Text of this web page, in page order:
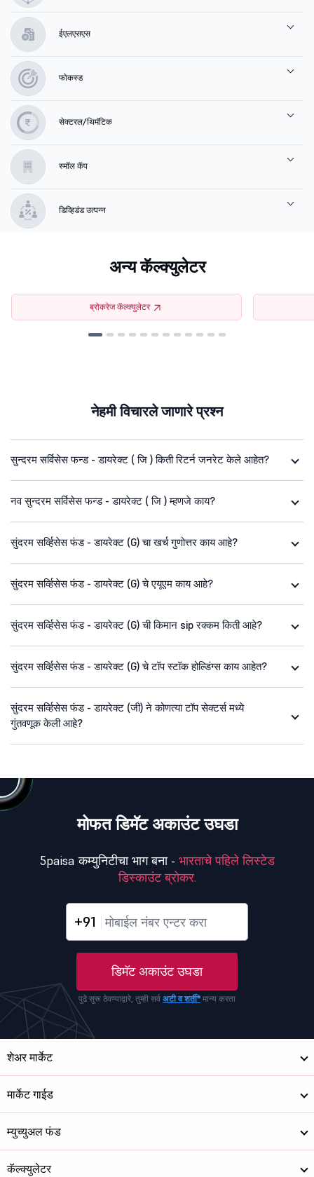
ईएलएसएस
फोकस्ड
सेक्टरल/थिमॅटिक
स्मॉल कॅप
डिव्हिडंड उत्पन्न
अन्य कॅल्क्युलेटर
ब्रोकरेज कॅल्क्युलेटर
नेहमी विचारले जाणारे प्रश्न
सुन्दरम सर्विसेस फन्ड - डायरेक्ट ( जि ) किती रिटर्न जनरेट केले आहेत?
नव सुन्दरम सर्विसेस फन्ड - डायरेक्ट ( जि ) म्हणजे काय?
सुंदरम सर्व्हिसेस फंड - डायरेक्ट (G) चा खर्च गुणोत्तर काय आहे?
सुंदरम सर्व्हिसेस फंड - डायरेक्ट (G) चे एयूएम काय आहे?
सुंदरम सर्व्हिसेस फंड - डायरेक्ट (G) ची किमान sip रक्कम किती आहे?
सुंदरम सर्व्हिसेस फंड - डायरेक्ट (G) चे टॉप स्टॉक होल्डिंग्स काय आहेत?
सुंदरम सर्व्हिसेस फंड - डायरेक्ट (जी) ने कोणत्या टॉप सेक्टर्स मध्ये
गुंतवणूक केली आहे?
मोफत डिमॅट अकाउंट उघडा
5paisa कम्युनिटीचा भाग बना - भारताचे पहिले लिस्टेड
डिस्काउंट ब्रोकर.
+91
डिमॅट अकाउंट उघडा
पुढे सुरू ठेवण्याद्वारे, तुम्ही सर्व अटी व शर्ती*मान्य करता
शेअर मार्केट
मार्केट गाईड
म्युच्युअल फंड
कॅल्क्युलेटर